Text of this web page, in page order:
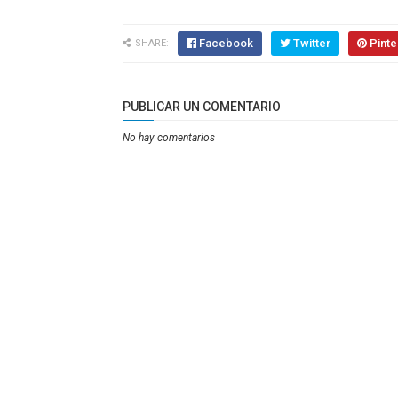
SHARE: Facebook Twitter
PUBLICAR UN COMENTARIO
No hay comentarios